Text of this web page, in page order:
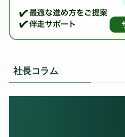
社長コラム